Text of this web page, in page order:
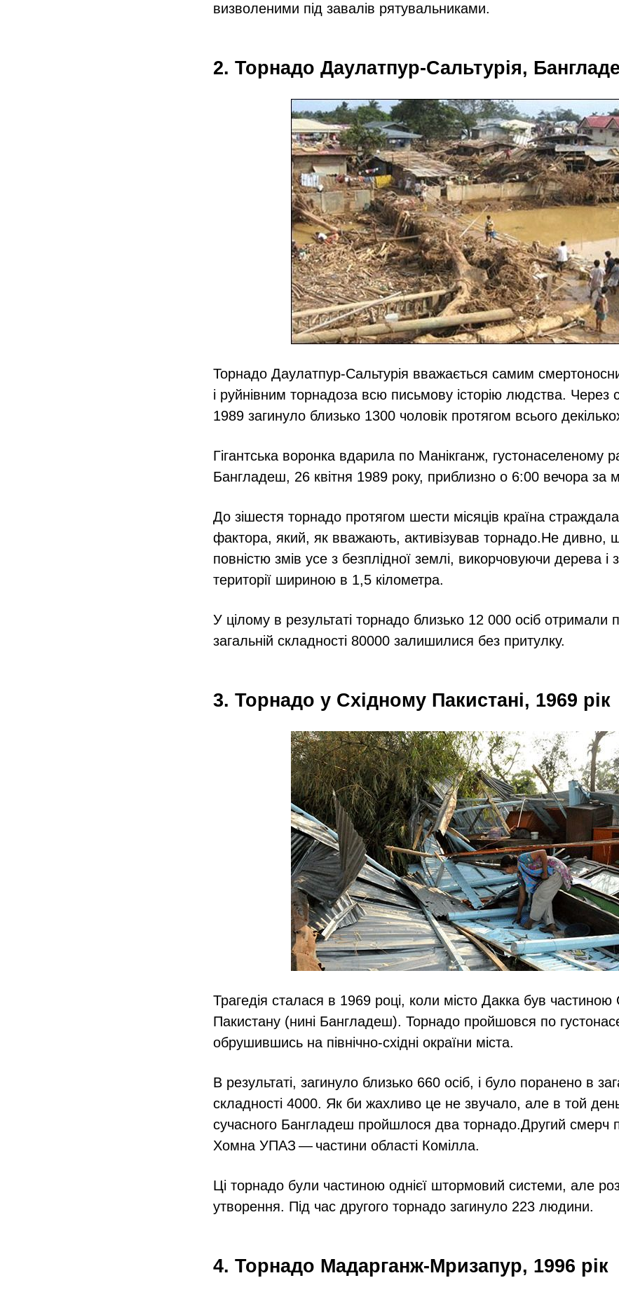
визволеними під завалів рятувальниками.
2. Торнадо Даулатпур-Сальтурія,
Торнадо Даулатпур-Сальтурія вважається самим
і руйнівним торнадоза всю письмову історію людства. Через
1989 загинуло близько 1300 чоловік протягом всього
Гігантська воронка вдарила по Манікганж, густонаселеному
Бангладеш, 26 квітня 1989 року, приблизно о 6:00 вечора за
До зішестя торнадо протягом шести місяців країна
фактора, який, як вважають, активізував торнадо.Не дивно,
повністю змів усе з безплідної землі, викорчовуючи дерева і
території шириною в 1,5 кілометра.
У цілому в результаті торнадо близько 12 000 осіб отримали
загальній складності 80000 залишилися без притулку.
3. Торнадо у Східному Пакистані, 1969 рік
Трагедія сталася в 1969 році, коли місто Дакка був частиною
Пакистану (нині Бангладеш). Торнадо пройшовся по
обрушившись на північно-східні окраїни міста.
В результаті, загинуло близько 660 осіб, і було поранено в
складності 4000. Як би жахливо це не звучало, але в той день
сучасного Бангладеш пройшлося два торнадо.Другий смерч
Хомна УПАЗ — частини області Комілла.
Ці торнадо були частиною однієї штормовий системи, але
утворення. Під час другого торнадо загинуло 223 людини.
4. Торнадо Мадарганж-Мризапур, 1996 рік